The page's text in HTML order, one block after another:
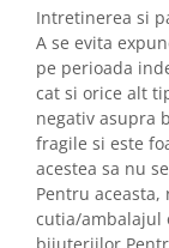
Intretinerea si
A se evita
pe perioada
cat si orice alt
negativ asupra
fragile si este
acestea sa nu
Pentru
cutia/ambalajul